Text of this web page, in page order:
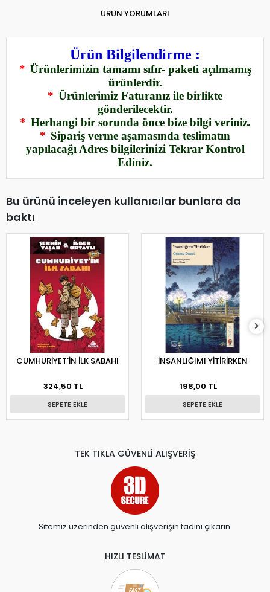
ÜRÜN YORUMLARI
Ürün Bilgilendirme :
* Ürünlerimizin tamamı sıfır- paketi açılmamış
ürünlerdir.
* Ürünlerimiz Faturanız ile birlikte
gönderilecektir.
* Herhangi bir sorunda önce bize bilgi veriniz.
* Sipariş verme aşamasında teslimatın
yapılacağı Adres bilgilerinizi Tekrar Kontrol
Ediniz.
Bu ürünü inceleyen kullanıcılar bunlara da
baktı
CUMHURİYET'İN İLK SABAHI
324,50 TL
SEPETE EKLE
İNSANLIĞIMI YİTİRİRKEN
198,00 TL
SEPETE EKLE
TEK TIKLA GÜVENLİ ALIŞVERİŞ
Sitemiz üzerinden güvenli alışverişin tadını çıkarın.
HIZLI TESLİMAT